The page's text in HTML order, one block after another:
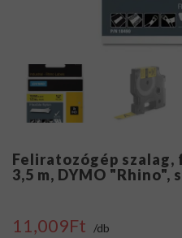
Feliratozógép szalag,
3,5 m, DYMO "Rhino",
11,009Ft /db